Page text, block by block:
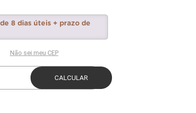
8 dias úteis + prazo de